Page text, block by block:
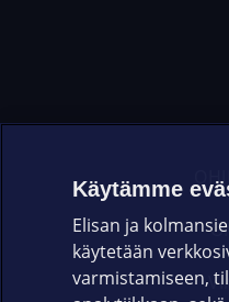
Käytämme
Elisan ja
käytetään
varmistamiseen,